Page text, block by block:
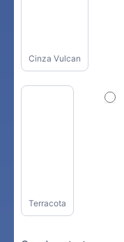
Cinza Vulcan
Terracota